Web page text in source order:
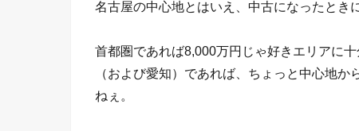
名古屋の中心地とはいえ、中古になったとき
首都圏であれば8,000万円じゃ好きエリアに
（および愛知）であれば、ちょっと中心地
ねぇ。